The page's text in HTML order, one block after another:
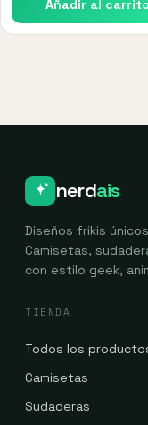
original
era:
actual
es:
Añadir al carrito
nerdais
Diseños frikis
Camisetas,
con estilo geek,
TIENDA
Todos los
Camisetas
Sudaderas